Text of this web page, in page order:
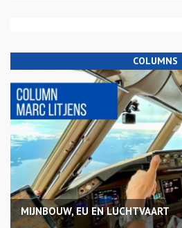
COLUMNS
MIJNBOUW, EU EN LUCHTVAART